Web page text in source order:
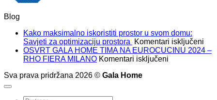
Blog
Kako maksimalno iskoristiti prostor u svom domu:
Savjeti za optimizaciju prostora
Komentari isključeni
OSVRT GALA HOME TIMA NA EUROCUCINU 2024 –
RHO FIERA MILANO Komentari isključeni
Sva prava pridržana 2026 © Gala Home